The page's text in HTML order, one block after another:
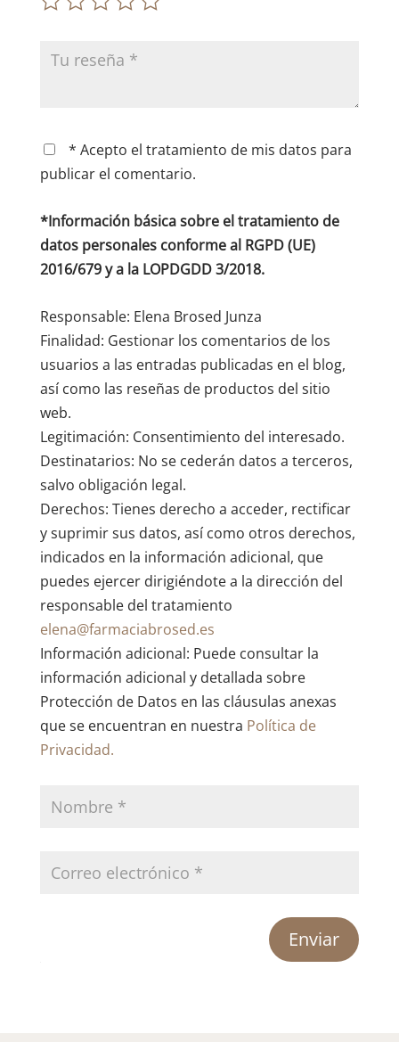
* Acepto el tratamiento de mis datos para
publicar el comentario.
*Información básica sobre el tratamiento de
datos personales conforme al RGPD (UE)
2016/679 y a la LOPDGDD 3/2018.
Responsable: Elena Brosed Junza
Finalidad: Gestionar los comentarios de los
usuarios a las entradas publicadas en el blog,
así como las reseñas de productos del sitio
web.
Legitimación: Consentimiento del interesado.
Destinatarios: No se cederán datos a terceros,
salvo obligación legal.
Derechos: Tienes derecho a acceder, rectificar
y suprimir sus datos, así como otros derechos,
indicados en la información adicional, que
puedes ejercer dirigiéndote a la dirección del
responsable del tratamiento
elena@farmaciabrosed.es
Información adicional: Puede consultar la
información adicional y detallada sobre
Protección de Datos en las cláusulas anexas
que se encuentran en nuestra Política de
Privacidad.
Enviar